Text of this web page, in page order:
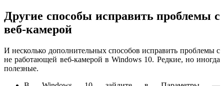
Другие способы исправить проблемы с
веб-камерой
И несколько дополнительных способов исправить проблемы с
не работающей веб-камерой в Windows 10. Редкие, но иногда
полезные.